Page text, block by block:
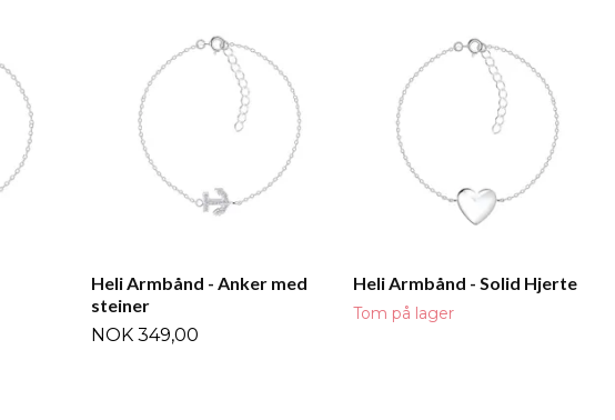
Heli Armbånd - Anker med
steiner
NOK 349,00
Heli Armbånd - Solid Hjerte
Tom på lager